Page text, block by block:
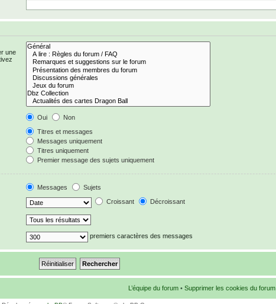
une
Oui
Non
Titres et messages
Messages uniquement
Titres uniquement
Premier message des sujets uniquement
Messages
Sujets
Croissant Décroissant
premiers caractères des messages
L’équipe du forum • Supprimer les cookies du forum